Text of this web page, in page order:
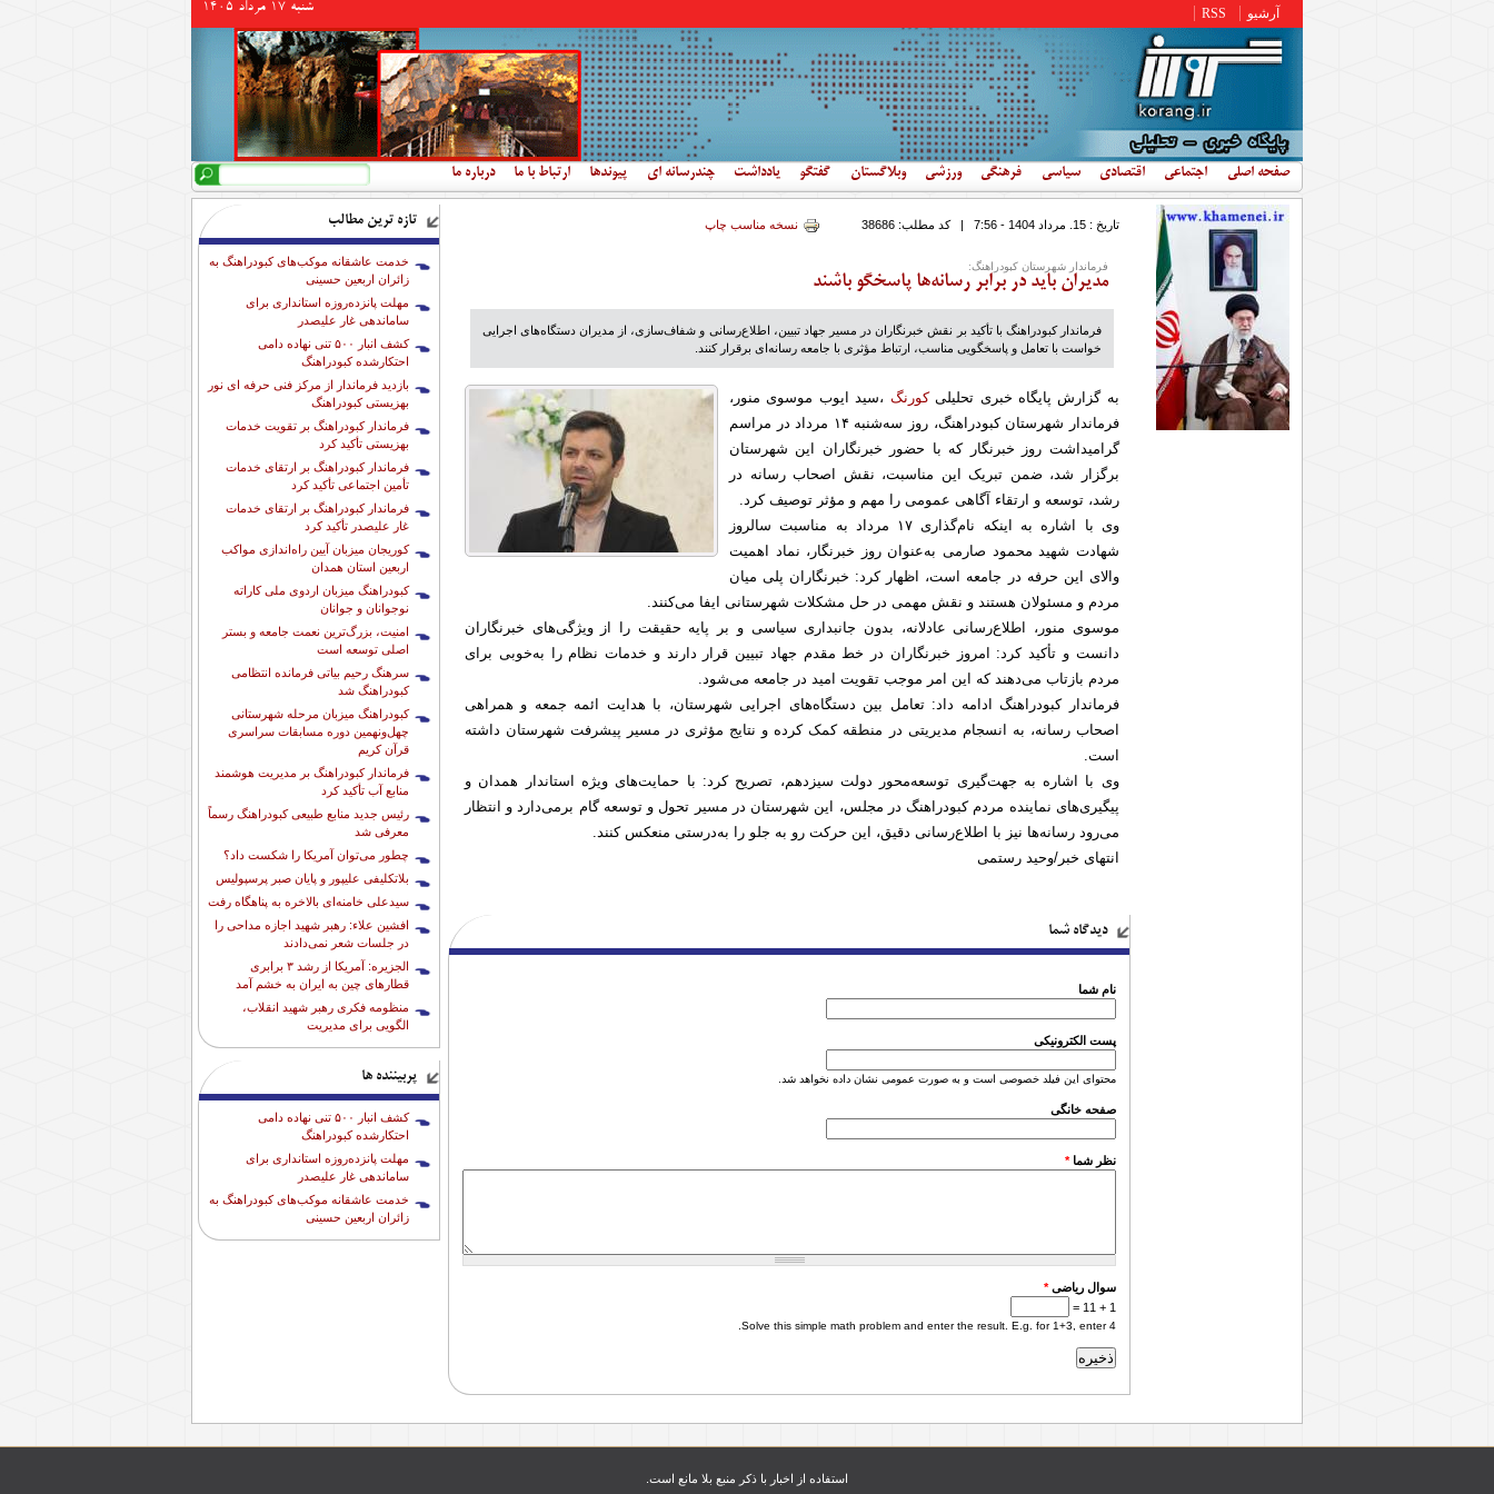
شنبه 17 مرداد 1405 آرشیو RSS
صفحه اصلی اجتماعی اقتصادی سیاسی فرهنگی ورزشی وبلاگستان گفتگو یادداشت چندرسانه ای پیوندها ارتباط با ما درباره ما فرم جستجو
جستجو
تازه ترین مطالب
خدمت عاشقانه موکب‌های کبودراهنگ به
زائران اربعین حسینی
مهلت پانزده‌روزه استانداری برای
ساماندهی غار علیصدر
کشف انبار ۵۰۰ تنی نهاده دامی
احتکارشده کبودراهنگ
بازدید فرماندار از مرکز فنی حرفه ای نور
بهزیستی کبودراهنگ
فرماندار کبودراهنگ بر تقویت خدمات
بهزیستی تأکید کرد
فرماندار کبودراهنگ بر ارتقای خدمات
تأمین اجتماعی تأکید کرد
فرماندار کبودراهنگ بر ارتقای خدمات
غار علیصدر تأکید کرد
کوریجان میزبان آیین راه‌اندازی مواکب
اربعین استان همدان
کبودراهنگ میزبان اردوی ملی کاراته
نوجوانان و جوانان
امنیت، بزرگ‌ترین نعمت جامعه و بستر
اصلی توسعه است
سرهنگ رحیم بیاتی فرمانده انتظامی
کبودراهنگ شد
کبودراهنگ میزبان مرحله شهرستانی
چهل‌ونهمین دوره مسابقات سراسری
قرآن کریم
فرماندار کبودراهنگ بر مدیریت هوشمند
منابع آب تأکید کرد
رئیس جدید منابع طبیعی کبودراهنگ رسماً
معرفی شد
چطور می‌توان آمریکا را شکست داد؟
بلاتکلیفی علیپور و پایان صبر پرسپولیس
سیدعلی خامنه‌ای بالاخره به پناهگاه رفت
افشین علاء: رهبر شهید اجازه مداحی را
در جلسات شعر نمی‌دادند
الجزیره: آمریکا از رشد ۳ برابری
قطارهای چین به ایران به خشم آمد
منظومه فکری رهبر شهید انقلاب،
الگویی برای مدیریت
پربیننده ها
کشف انبار ۵۰۰ تنی نهاده دامی
احتکارشده کبودراهنگ
مهلت پانزده‌روزه استانداری برای
ساماندهی غار علیصدر
خدمت عاشقانه موکب‌های کبودراهنگ به
زائران اربعین حسینی
تاریخ : 15. مرداد 1404 - 7:56 |کد مطلب:38686 نسخه مناسب چاپ
فرماندار شهرستان کبودراهنگ:
مدیران باید در برابر رسانه‌ها پاسخگو باشند
فرماندار کبودراهنگ با تأکید بر نقش خبرنگاران در مسیر جهاد تبیین، اطلاع‌رسانی و شفاف‌سازی، از مدیران دستگاه‌های اجرایی
خواست با تعامل و پاسخگویی مناسب، ارتباط مؤثری با جامعه رسانه‌ای برقرار کنند.
به گزارش پایگاه خبری تحلیلیکورنگ ،سید ایوب موسوی منور،
فرماندار شهرستان کبودراهنگ، روز سه‌شنبه ۱۴ مرداد در مراسم
گرامیداشت روز خبرنگار که با حضور خبرنگاران این شهرستان
برگزار شد، ضمن تبریک این مناسبت، نقش اصحاب رسانه در
رشد، توسعه و ارتقاء آگاهی عمومی را مهم و مؤثر توصیف کرد.
وی با اشاره به اینکه نام‌گذاری ۱۷ مرداد به مناسبت سالروز
شهادت شهید محمود صارمی به‌عنوان روز خبرنگار، نماد اهمیت
والای این حرفه در جامعه است، اظهار کرد: خبرنگاران پلی میان
مردم و مسئولان هستند و نقش مهمی در حل مشکلات شهرستانی ایفا می‌کنند.
موسوی منور، اطلاع‌رسانی عادلانه، بدون جانبداری سیاسی و بر پایه حقیقت را از ویژگی‌های خبرنگاران
دانست و تأکید کرد: امروز خبرنگاران در خط مقدم جهاد تبیین قرار دارند و خدمات نظام را به‌خوبی برای
مردم بازتاب می‌دهند که این امر موجب تقویت امید در جامعه می‌شود.
فرماندار کبودراهنگ ادامه داد: تعامل بین دستگاه‌های اجرایی شهرستان، با هدایت ائمه جمعه و همراهی
اصحاب رسانه، به انسجام مدیریتی در منطقه کمک کرده و نتایج مؤثری در مسیر پیشرفت شهرستان داشته
است.
وی با اشاره به جهت‌گیری توسعه‌محور دولت سیزدهم، تصریح کرد: با حمایت‌های ویژه استاندار همدان و
پیگیری‌های نماینده مردم کبودراهنگ در مجلس، این شهرستان در مسیر تحول و توسعه گام برمی‌دارد و انتظار
می‌رود رسانه‌ها نیز با اطلاع‌رسانی دقیق، این حرکت رو به جلو را به‌درستی منعکس کنند.
انتهای خبر/وحید رستمی
دیدگاه شما
نام شما
پست الکترونیکی
محتوای این فیلد خصوصی است و به صورت عمومی نشان داده نخواهد شد.
صفحه خانگی
نظر شما*
سوال ریاضی*
1 + 11 =
Solve this simple math problem and enter the result. E.g. for 1+3, enter 4.
استفاده از اخبار با ذکر منبع بلا مانع است.